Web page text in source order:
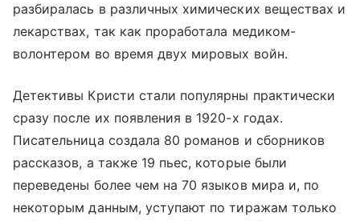
разбиралась в различных химических веществах и
лекарствах, так как проработала медиком-
волонтером во время двух мировых войн.
Детективы Кристи стали популярны практически
сразу после их появления в 1920-х годах.
Писательница создала 80 романов и сборников
рассказов, а также 19 пьес, которые были
переведены более чем на 70 языков мира и, по
некоторым данным, уступают по тиражам только